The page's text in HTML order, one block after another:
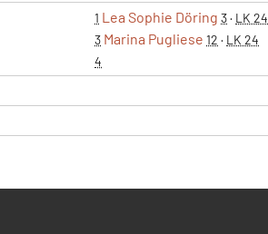
1 Lea Sophie Döring 3· LK 24
3 Marina Pugliese 12 · LK 24
4